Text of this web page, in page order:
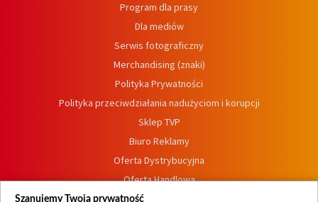
Program dla prasy
Dla mediów
Serwis fotograficzny
Merchandising (znaki)
Polityka Prywatności
Polityka przeciwdziałania nadużyciom i korupcji
Sklep TVP
Biuro Reklamy
Oferta Dystrybucyjna
Oferta Handlowa
Dostępność
Szanujemy Twoją prywatność